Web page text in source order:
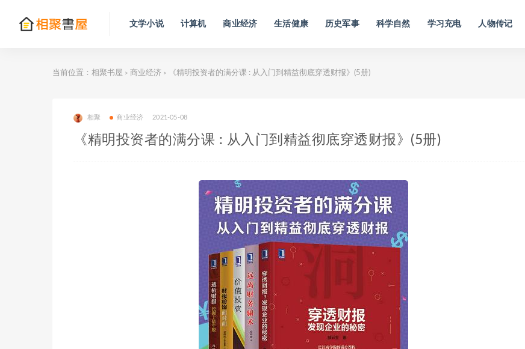
文学小说 计算机 商业经济 生活健康 历史军事 科学自然 学习充电 人物传记
当前位置： 相聚书屋 > 商业经济 > 《精明投资者的满分课 : 从入门到精益彻底穿透财报》(5册)
相聚 商业经济 2021-05-08
《精明投资者的满分课 : 从入门到精益彻底穿透财报》(5册)